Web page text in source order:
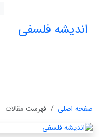
اندیشه فلسفی
صفحه اصلی فهرست مقالات